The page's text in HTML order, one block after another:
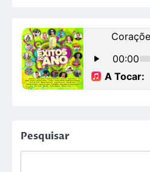
Pesquisar